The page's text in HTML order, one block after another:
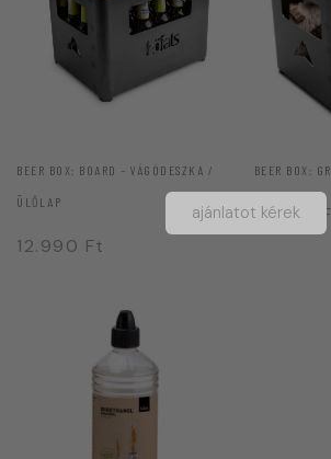
BEER BOX: BOARD – VÁGÓDESZKA /
ÜLŐLAP
12.990 Ft
BEER BOX:
12.990
ajánlatot kérek